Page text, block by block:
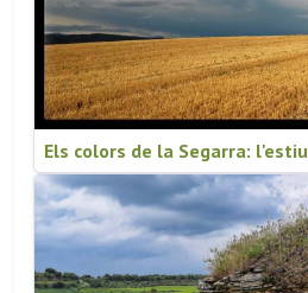
Els colors de la Segarra: l'estiu